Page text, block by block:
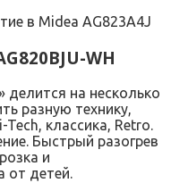
WH
делится на несколько
разную технику,
классика, Retro.
Быстрый разогрев
и
от детей.